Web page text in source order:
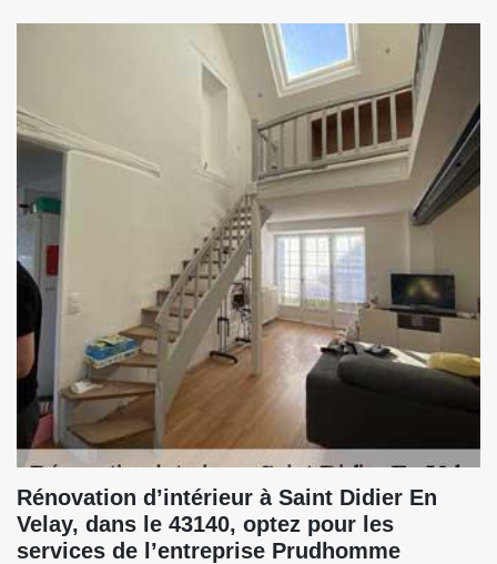
Rénovation d’intérieur à Saint Didier En
Velay, dans le 43140, optez pour les
services de l’entreprise Prudhomme